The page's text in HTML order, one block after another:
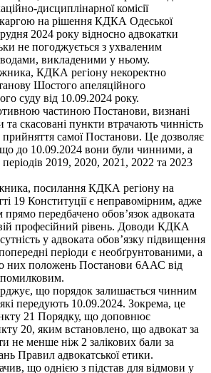
дисциплінарної комісії
на рішення КДКА Одеської
2024 року відносно адвокатки
не погоджується з ухваленим
викладеними у ньому.
КДКА регіону некоректно
Шостого апеляційного
суду від 10.09.2024 року.
частиною Постанови, визнані
скасовані пункти втрачають чинність
самої Постанови. Це дозволяє
до 10.09.2024 вони були чинними, а
2019, 2020, 2021, 2022 та 2023
посилання КДКА регіону на
19 Конституції є неправомірним, адже
прямо передбачено обов’язок адвоката
професійний рівень. Доводи КДКА
у адвоката обов’язку підвищення
попередні періоди є необґрунтованими, а
них положень Постанови 6ААС від
що порядок залишається чинним
передують 10.09.2024. Зокрема, це
21 Порядку, що доповнює
20, яким встановлено, що адвокат за
не менше ніж 2 залікових бали за
Правил адвокатської етики.
що однією з підстав для відмови у